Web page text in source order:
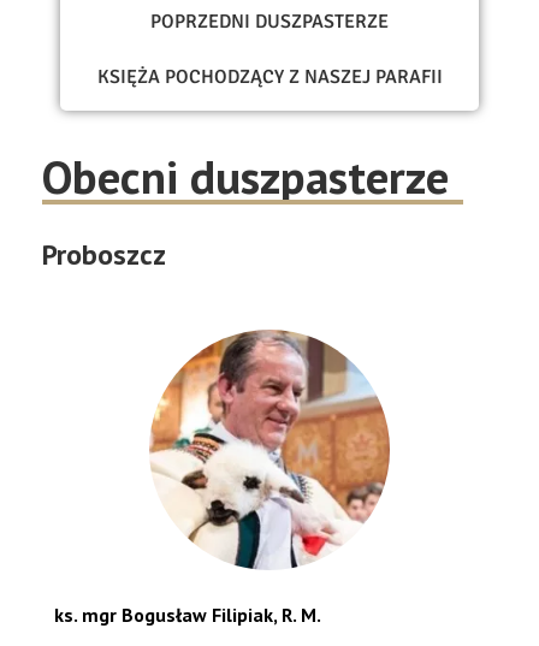
POPRZEDNI DUSZPASTERZE
KSIĘŻA POCHODZĄCY Z NASZEJ PARAFII
Obecni duszpasterze
Proboszcz
ks. mgr Bogusław Filipiak, R. M.